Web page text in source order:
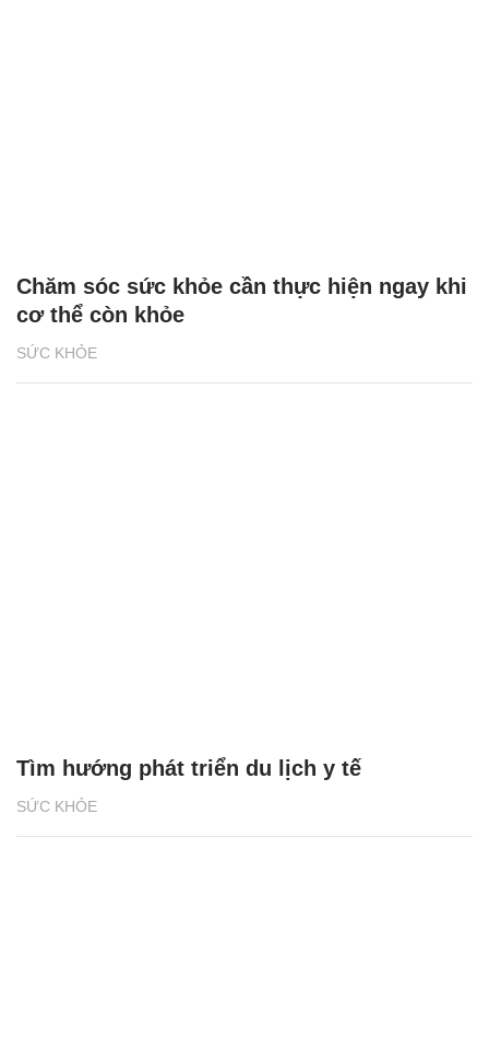
SỨC KHỎE
Chăm sóc sức khỏe cần thực hiện ngay khi
cơ thể còn khỏe
SỨC KHỎE
Tìm hướng phát triển du lịch y tế